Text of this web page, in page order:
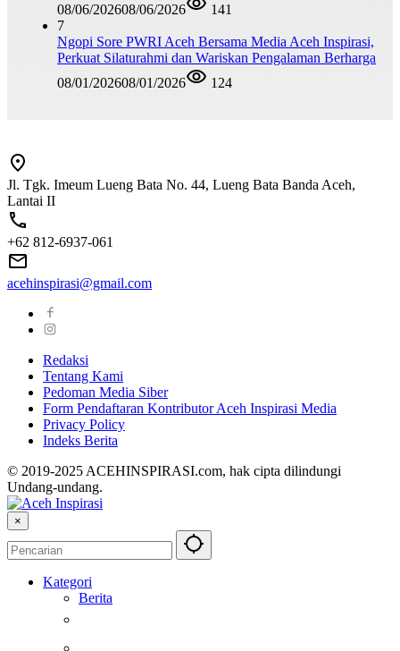
08/06/202608/06/2026
141
7
Ngopi Sore PWRI Aceh Bersama Media Aceh Inspirasi,
Perkuat Silaturahmi dan Wariskan Pengalaman Berharga
08/01/202608/01/2026 124
Jl. Tgk. Imeum Lueng Bata No. 44, Lueng Bata Banda Aceh,
Lantai II
+62 812-6937-061
acehinspirasi@gmail.com
Redaksi
Tentang Kami
Pedoman Media Siber
Form Pendaftaran Kontributor Aceh Inspirasi Media
Privacy Policy
Indeks Berita
© 2019-2025 ACEHINSPIRASI.com, hak cipta dilindungi
Undang-undang.
×
Kategori
Berita